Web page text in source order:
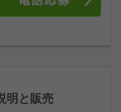
明と販売